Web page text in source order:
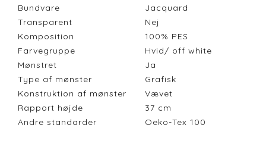
Bundvare
Jacquard
Transparent
Nej
Komposition
100% PES
Farvegruppe
Hvid/ off white
Mønstret
Ja
Type af mønster
Grafisk
Konstruktion af mønster
Vævet
Rapport højde
37 cm
Andre standarder
Oeko-Tex 100